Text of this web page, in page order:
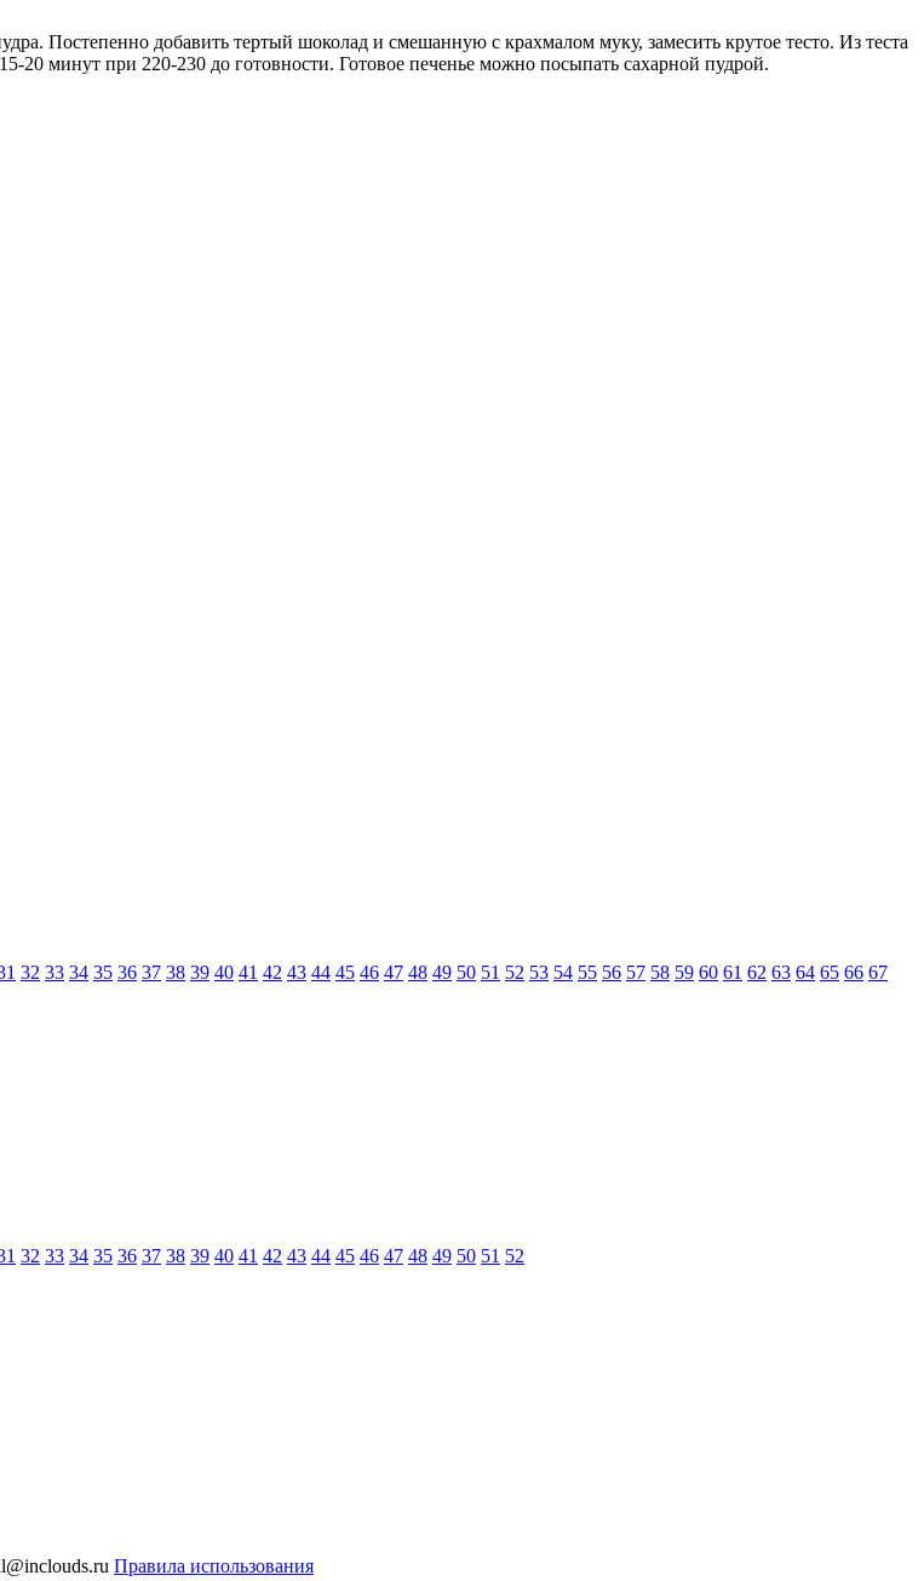
Постепенно добавить тертый шоколад и смешанную с крахмалом муку, замесить крутое тесто. Из теста
минут при 220-230 до готовности. Готовое печенье можно посыпать сахарной пудрой.
32 33 34 35 36 37 38 39 40 41 42 43 44 45 46 47 48 49 50 51 52 53 54 55 56 57 58 59 60 61 62 63 64 65 66 67
32 33 34 35 36 37 38 39 40 41 42 43 44 45 46 47 48 49 50 51 52
Правила использования